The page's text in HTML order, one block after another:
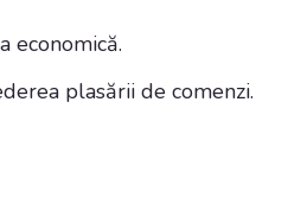
economică.
plasării de comenzi.